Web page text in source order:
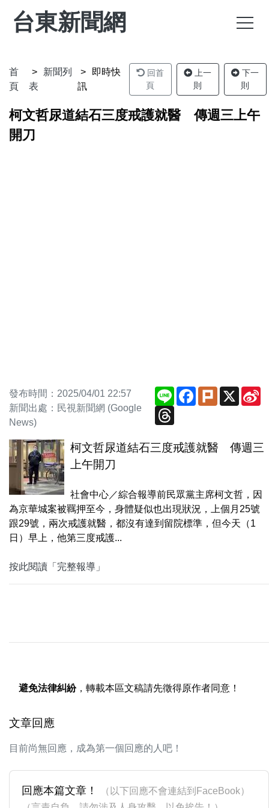
台東新聞網
首
頁
新聞列
表
即時快
訊
回首
頁
上一
則
下一
則
柯文哲尿道結石三度戒護就醫 傳週三上午
開刀
發布時間：2025/04/01 22:57
新聞出處：民視新聞網 (Google
News)
Line Facebook
PlurkX
Threads
柯文哲尿道結石三度戒護就醫 傳週三
上午開刀
社會中心／綜合報導前民眾黨主席柯文哲，因
為京華城案被羈押至今，身體疑似也出現狀況，上個月25號
跟29號，兩次戒護就醫，都沒有達到留院標準，但今天（1
日）早上，他第三度戒護...
按此閱讀「完整報導」
避免法律糾紛，轉載本區文稿請先徵得原作者同意！
文章回應
目前尚無回應，成為第一個回應的人吧！
回應本篇文章！
（以下回應不會連結到FaceBook）